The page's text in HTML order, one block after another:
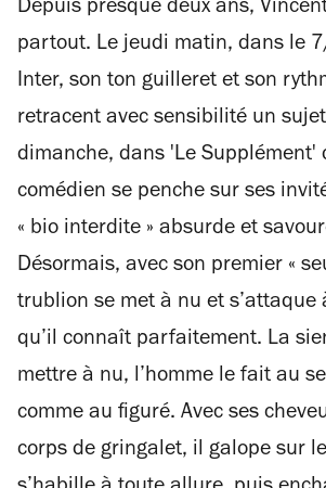
5
étoiles
Depuis presque deux ans,
partout. Le jeudi matin, dans le
Inter, son ton guilleret et son
retracent avec sensibilité un
dimanche, dans 'Le Supplément'
comédien se penche sur ses
« bio interdite » absurde et
Désormais, avec son premier «
trublion se met à nu et s’attaque
qu’il connaît parfaitement. La
mettre à nu, l’homme le fait au
comme au figuré. Avec ses
corps de gringalet, il galope sur